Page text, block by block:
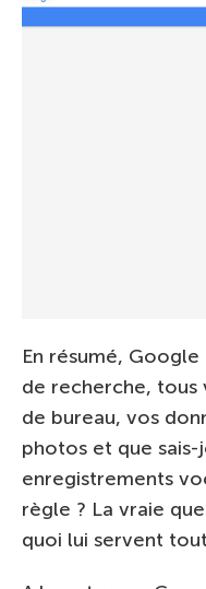
En résumé,
de recherche, tous
de bureau, vos
photos et que
enregistrements
règle ? La vraie
quoi lui servent